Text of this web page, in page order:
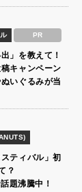
PR
」を教えて！
キャンペーン
いぐるみが当
ティバル」初
？
題沸騰中！